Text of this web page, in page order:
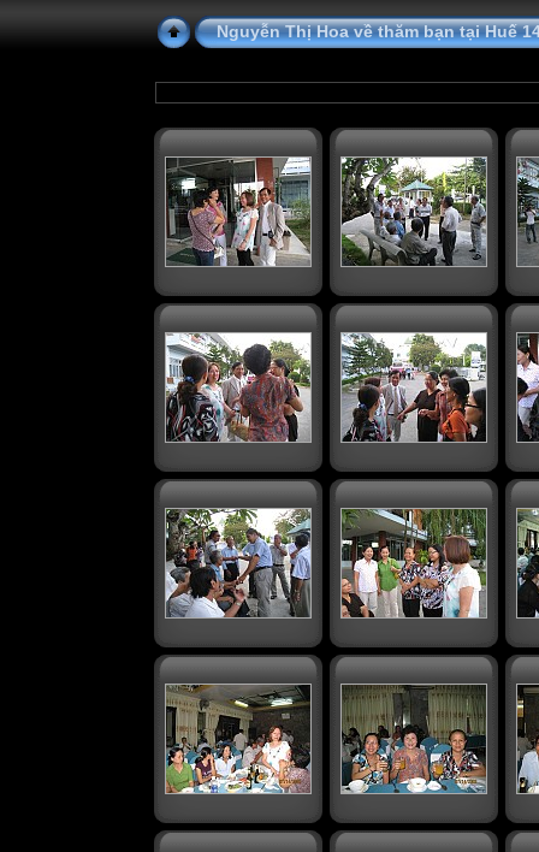
Nguyễn Thị Hoa về thăm bạn tại Huế